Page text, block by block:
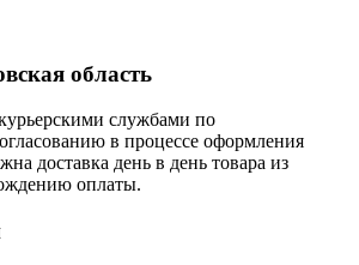
область
службами по
в процессе оформления
доставка день в день товара из
оплаты.